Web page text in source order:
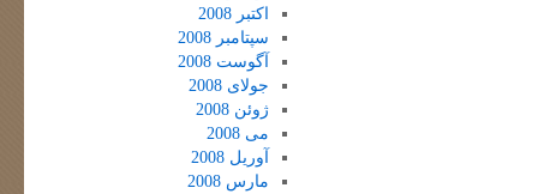
اکتبر 2008
سپتامبر 2008
آگوست 2008
جولای 2008
ژوئن 2008
می 2008
آوریل 2008
مارس 2008